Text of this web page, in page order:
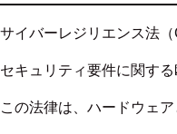
サイバーレジリエンス法
セキュリティ要件に関す
この法律は、ハードウェ